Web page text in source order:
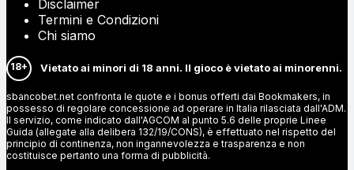
Disclaimer
Termini e Condizioni
Chi siamo
18+ Vietato ai minori di 18 anni. Il gioco è vietato ai minorenni.
sbancobet.net confronta le quote e i bonus offerti dai Bookmakers, in
possesso di regolare concessione ad operare in Italia rilasciata dall'ADM.
Il servizio, come indicato dall'AGCOM al punto 5.6 delle proprie Linee
Guida (allegate alla delibera 132/19/CONS), è effettuato nel rispetto del
principio di continenza, non ingannevolezza e trasparenza e non
costituisce pertanto una forma di pubblicità.